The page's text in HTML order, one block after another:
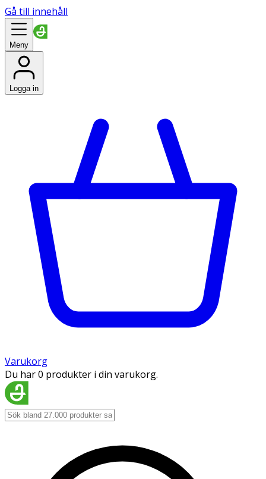
Gå till innehåll
Meny
Logga in
Varukorg
Du har 0 produkter i din varukorg.